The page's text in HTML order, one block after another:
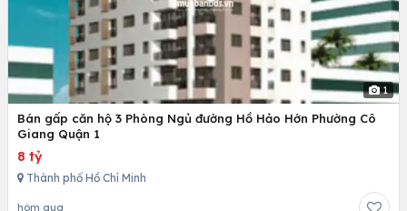
1
Bán gấp căn hộ 3 Phòng Ngủ đường Hồ Hảo Hớn Phường Cô
Giang Quận 1
8 tỷ
Thành phố Hồ Chí Minh
hôm qua